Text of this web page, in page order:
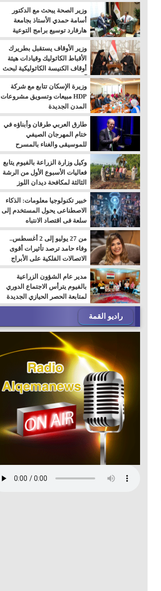
بالسويس
وزير الصحة يبحث مع الدكتور
أسامة حمدي الأستاذ بجامعة
هارفارد توسيع برامج التوعية
بمرض السكري
وزير الأوقاف يستقبل بطريرك
الأقباط الكاثوليك وقيادات هيئة
أوقاف الكنيسة الكاثوليكية لبحث
آفاق التعاون المشترك
وزيرة الإسكان تتابع مع شركة
HDP مبيعات وتسويق مشروعات
المدن الجديدة
طارق العربي طرقان وأبناؤه في
ختام المهرجان الصيفي
للموسيقى والغناء بالمسرح
المكشوف
وكيل وزارة الزراعة بالفيوم يتابع
فعاليات الأسبوع الأول من الرشة
الثالثة لمكافحة ديدان اللوز
للقطن
خبير تكنولوجيا معلومات: الذكاء
الاصطناعى يحول المستخدم إلى
سلعة فى اقتصاد الانتباه
من 27 يوليو إلى 2 أغسطس..
وفاء حامد ترصد تأثيرات أقوى
الاتصالات الفلكية على الأبراج
مدير عام الشؤون الزراعية
بالفيوم يترأس الاجتماع الدوري
لمتابعة الحصر الحيازي الجديدة
راديو القمة